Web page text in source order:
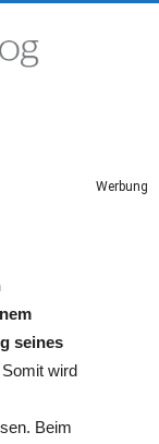
Werbung
seines
Somit wird
Beim